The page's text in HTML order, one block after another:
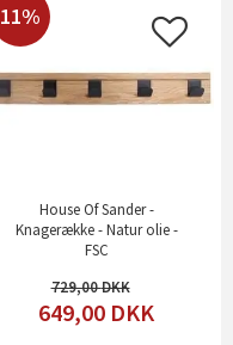
11%
House Of Sander -
Knagerække - Natur olie -
FSC
729,00
649,00 DKK